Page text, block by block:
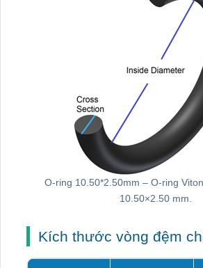
O-ring 10.50*2.50mm – O-ring
10.50×2.50 mm.
Kích thước vòng đệm